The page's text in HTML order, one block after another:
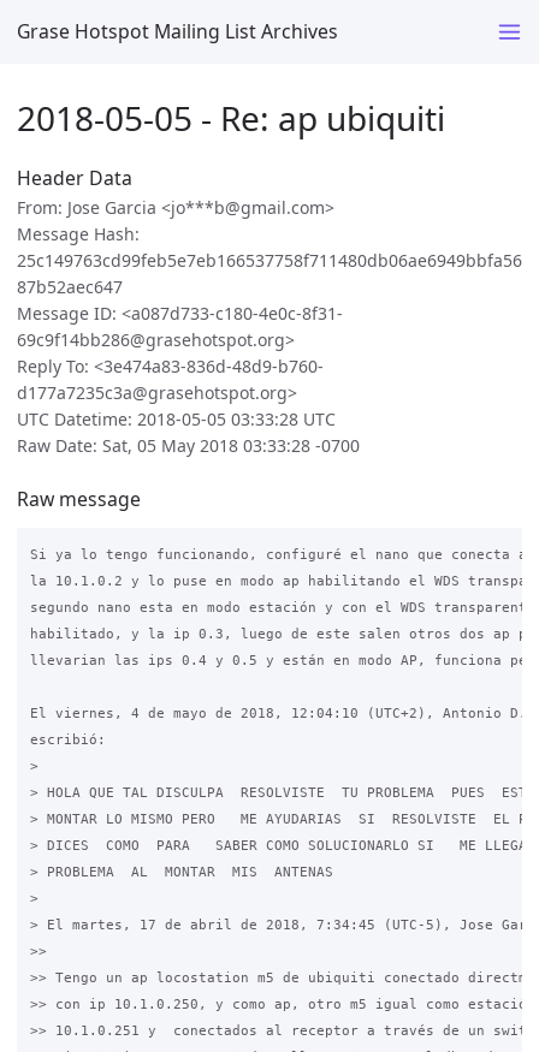
Grase Hotspot Mailing List Archives
2018-05-05 - Re: ap ubiquiti
Header Data
From: Jose Garcia <jo***b@gmail.com>
Message Hash:
25c149763cd99feb5e7eb166537758f711480db06ae6949bbfa56
87b52aec647
Message ID: <a087d733-c180-4e0c-8f31-
69c9f14bb286@grasehotspot.org>
Reply To: <3e474a83-836d-48d9-b760-
d177a7235c3a@grasehotspot.org>
UTC Datetime: 2018-05-05 03:33:28 UTC
Raw Date: Sat, 05 May 2018 03:33:28 -0700
Raw message
Si ya lo tengo funcionando, configuré el nano que conecta
la 10.1.0.2 y lo puse en modo ap habilitando el WDS
segundo nano esta en modo estación y con el WDS
habilitado, y la ip 0.3, luego de este salen otros dos ap
llevarian las ips 0.4 y 0.5 y están en modo AP, funciona
El viernes, 4 de mayo de 2018, 12:04:10 (UTC+2), Antonio
escribió:
>
> HOLA QUE TAL DISCULPA  RESOLVISTE  TU PROBLEMA  PUES
> MONTAR LO MISMO PERO   ME AYUDARIAS  SI  RESOLVISTE  EL
> DICES  COMO  PARA   SABER COMO SOLUCIONARLO SI   ME
> PROBLEMA  AL  MONTAR  MIS  ANTENAS
>
> El martes, 17 de abril de 2018, 7:34:45 (UTC-5), Jose
>>
>> Tengo un ap locostation m5 de ubiquiti conectado
>> con ip 10.1.0.250, y como ap, otro m5 igual como
>> 10.1.0.251 y  conectados al receptor a través de un